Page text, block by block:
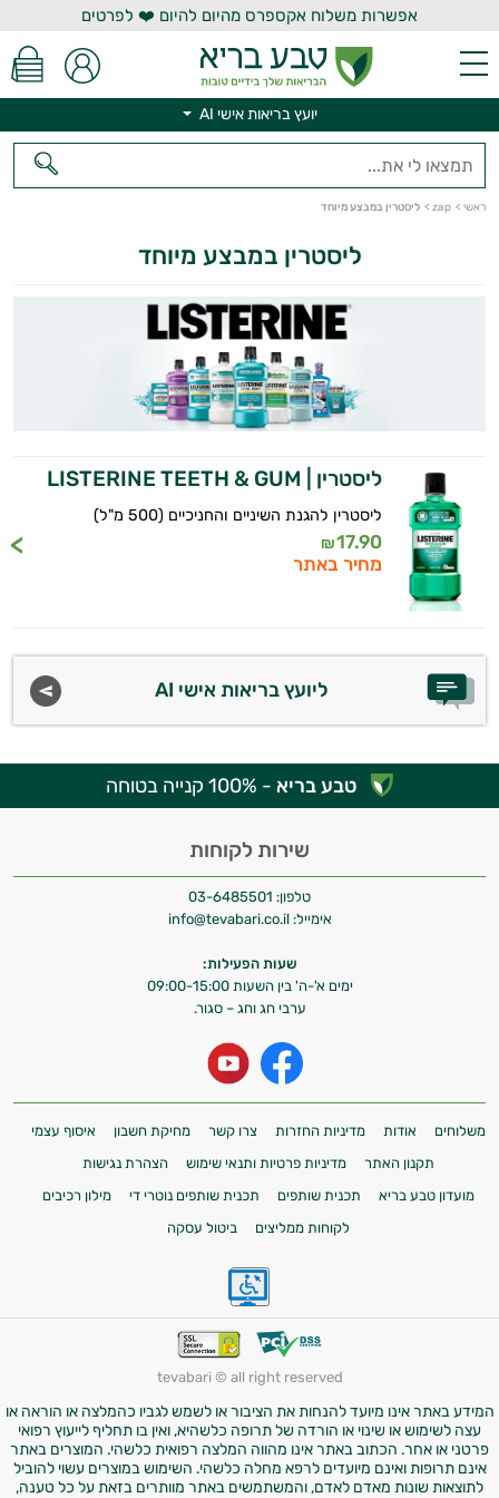
אפשרות משלוח אקספרס מהיום להיום ❤️ לפרטים
יועץ בריאות אישי AI
ראשי >
zap
> ליסטרין במבצע מיוחד
ליסטרין במבצע מיוחד
ליסטרין | LISTERINE TEETH & GUM
ליסטרין להגנת השיניים והחניכיים (500 מ"ל)
17.90
₪
מחיר באתר
ליועץ בריאות אישי AI
טבע בריא - 100% קנייה בטוחה
שירות לקוחות
טלפון: 03-6485501
אימייל: info@tevabari.co.il
שעות הפעילות:
ימים א'-ה' בין השעות 09:00-15:00
ערבי חג וחג – סגור.
משלוחים אודות מדיניות החזרות צרו קשר מחיקת חשבון
איסוף עצמי
תקנון האתר
מדיניות פרטיות ותנאי שימוש
הצהרת נגישות
מועדון טבע בריא
תכנית שותפים תכנית שותפים נוטרי די
מילון רכיבים
לקוחות ממליצים
ביטול עסקה
tevabari © all right reserved
המידע באתר אינו מיועד להנחות את הציבור או לשמש לגביו כהמלצה או הוראה או
עצה לשימוש או שינוי או הורדה של תרופה כלשהיא, ואין בו תחליף לייעוץ רפואי
פרטני או אחר. הכתוב באתר אינו מהווה המלצה רפואית כלשהי. המוצרים באתר
אינם תרופות ואינם מיועדים לרפא מחלה כלשהי. השימוש במוצרים עשוי להוביל
לתוצאות שונות מאדם לאדם, והמשתמשים באתר מוותרים בזאת על כל טענה,
יועץ בריאות אישי AI
היי,
אני יועץ הבריאות האישי AI של טבע בריא.
התשובות שלי מבוססות על מאגרי מידע קליניים
וספרות מקצועית בתחומי הרפואה הטבעית
ותזונת הספורט.
התזונה ומוצרי הבריאות המדויקים למטרות
ולמצב הגופני שלך, ולהסביר לך אילו רכיבים
יום וגם בתחום הכושר והספורט.
המטרה שלי היא להתאים עבורך המלצות
אישיות מבוססות מדעית.
זה הזמן להתחיל. איך אוכל לעזור?